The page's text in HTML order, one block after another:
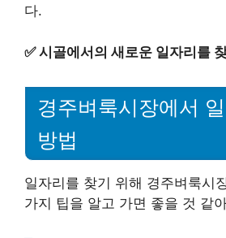
다.
✅시골에서의 새로운 일자리를
경주벼룩시장에서
방법
일자리를 찾기 위해 경주벼룩시
가지 팁을 알고 가면 좋을 것 같